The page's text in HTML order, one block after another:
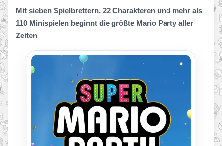
Mit sieben Spielbrettern, 22 Charakteren und mehr als
110 Minispielen beginnt die größte Mario Party aller
Zeiten